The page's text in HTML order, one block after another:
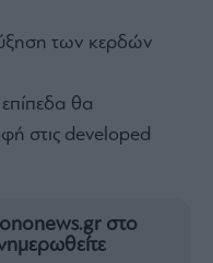
των κερδών
θα
στις developed
στο